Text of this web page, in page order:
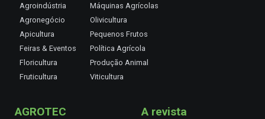
Agroindústria
Agronegócio
Apicultura
Feiras & Eventos
Floricultura
Fruticultura
Máquinas Agrícolas
Olivicultura
Pequenos Frutos
Política Agrícola
Produção Animal
Viticultura
AGROTEC A revista